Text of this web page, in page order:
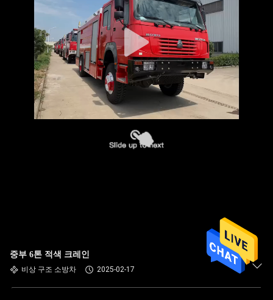
중부 6톤 적색 크레인
비상 구조 소방차 2025-02-17